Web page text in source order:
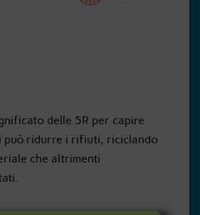
delle 5R per capire
può ridurre i rifiuti, riciclando
che altrimenti